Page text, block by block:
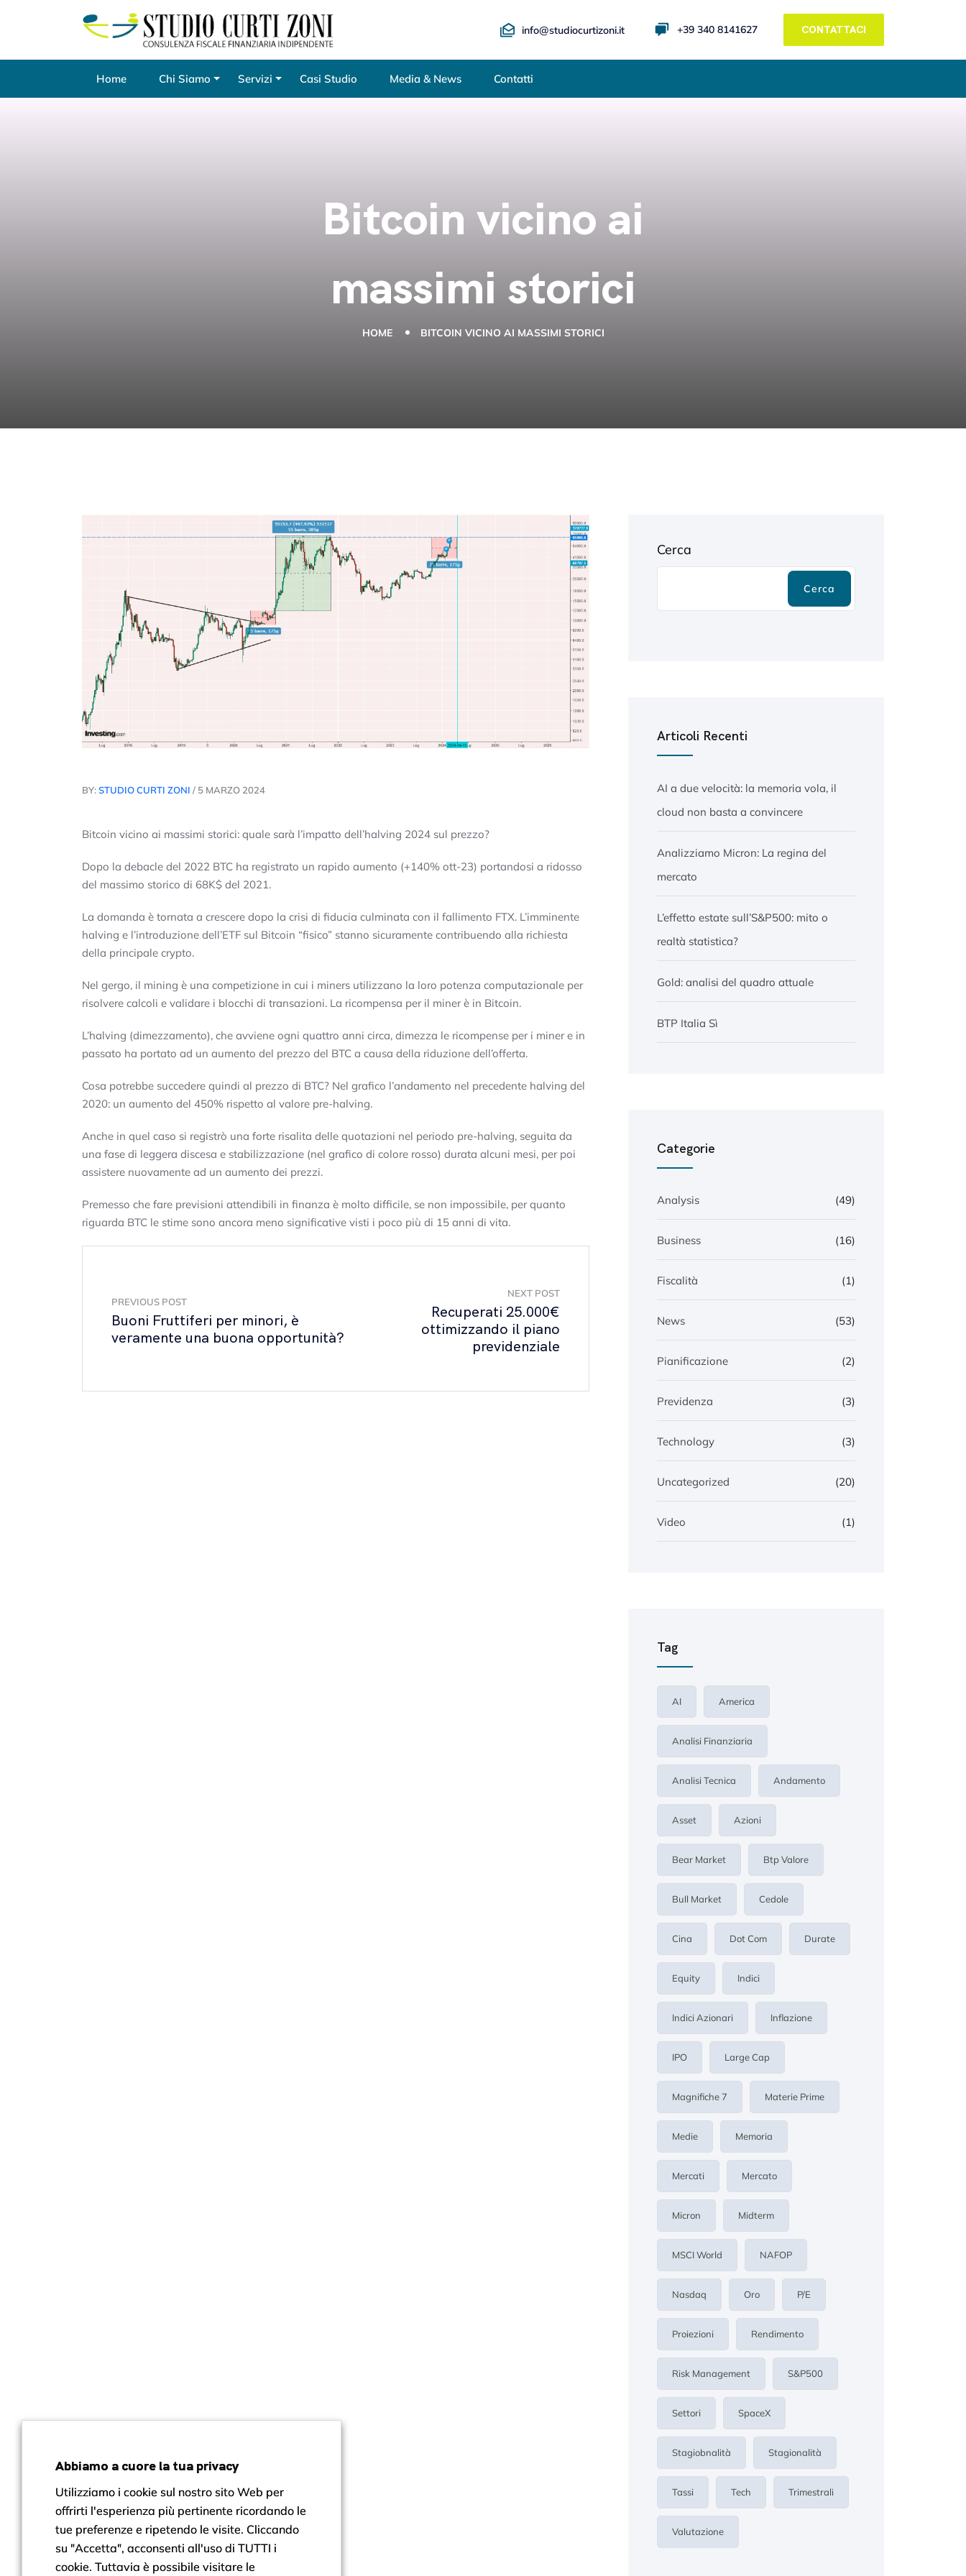
info@studiocurtizoni.it +39 340 8141627 CONTATTACI
Home Chi Siamo Servizi Casi Studio Media & News Contatti
Bitcoin vicino ai
massimi storici
HOME BITCOIN VICINO AI MASSIMI STORICI
BY:STUDIO CURTI ZONI / 5 MARZO 2024
Bitcoin vicino ai massimi storici: quale sarà l’impatto dell’halving 2024 sul prezzo?
Dopo la debacle del 2022 BTC ha registrato un rapido aumento (+140% ott-23) portandosi a ridosso
del massimo storico di 68K$ del 2021.
La domanda è tornata a crescere dopo la crisi di fiducia culminata con il fallimento FTX. L’imminente
halving e l’introduzione dell’ETF sul Bitcoin “fisico” stanno sicuramente contribuendo alla richiesta
della principale crypto.
Nel gergo, il mining è una competizione in cui i miners utilizzano la loro potenza computazionale per
risolvere calcoli e validare i blocchi di transazioni. La ricompensa per il miner è in Bitcoin.
L’halving (dimezzamento), che avviene ogni quattro anni circa, dimezza le ricompense per i miner e in
passato ha portato ad un aumento del prezzo del BTC a causa della riduzione dell’offerta.
Cosa potrebbe succedere quindi al prezzo di BTC? Nel grafico l’andamento nel precedente halving del
2020: un aumento del 450% rispetto al valore pre-halving.
Anche in quel caso si registrò una forte risalita delle quotazioni nel periodo pre-halving, seguita da
una fase di leggera discesa e stabilizzazione (nel grafico di colore rosso) durata alcuni mesi, per poi
assistere nuovamente ad un aumento dei prezzi.
Premesso che fare previsioni attendibili in finanza è molto difficile, se non impossibile, per quanto
riguarda BTC le stime sono ancora meno significative visti i poco più di 15 anni di vita.
PREVIOUS POST
Buoni Fruttiferi per minori, è
veramente una buona opportunità?
NEXT POST
Recuperati 25.000€
ottimizzando il piano
previdenziale
Cerca
Cerca
Articoli Recenti
AI a due velocità: la memoria vola, il
cloud non basta a convincere
Analizziamo Micron: La regina del
mercato
L’effetto estate sull’S&P500: mito o
realtà statistica?
Gold: analisi del quadro attuale
BTP Italia Sì
Categorie
Analysis (49)
Business (16)
Fiscalità (1)
News (53)
Pianificazione (2)
Previdenza (3)
Technology (3)
Uncategorized (20)
Video (1)
Tag
AI America
Analisi Finanziaria
Analisi Tecnica Andamento
Asset Azioni
Bear Market Btp Valore
Bull Market Cedole
Cina Dot Com Durate
Equity Indici
Indici Azionari Inflazione
IPO Large Cap
Magnifiche 7 Materie Prime
Medie Memoria
Mercati Mercato
Micron Midterm
MSCI World NAFOP
Nasdaq Oro P/E
Proiezioni Rendimento
Risk Management S&p500
Settori SpaceX
Stagiobnalità Stagionalità
Tassi Tech Trimestrali
Valutazione
Abbiamo a cuore la tua privacy
Utilizziamo i cookie sul nostro sito Web per
offrirti l'esperienza più pertinente ricordando le
tue preferenze e ripetendo le visite. Cliccando
su "Accetta", acconsenti all'uso di TUTTI i
cookie. Tuttavia è possibile visitare le